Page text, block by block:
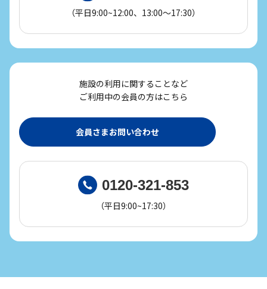
（平日9:00~12:00、13:00～17:30）
施設の利用に関することなど
ご利用中の会員の方はこちら
会員さまお問い合わせ
0120-321-853
（平日9:00~17:30）